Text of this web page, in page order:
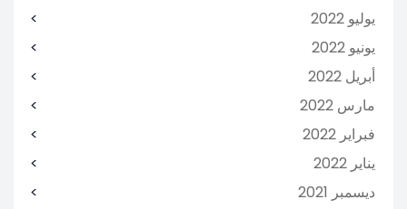
يوليو 2022
يونيو 2022
أبريل 2022
مارس 2022
فبراير 2022
يناير 2022
ديسمبر 2021